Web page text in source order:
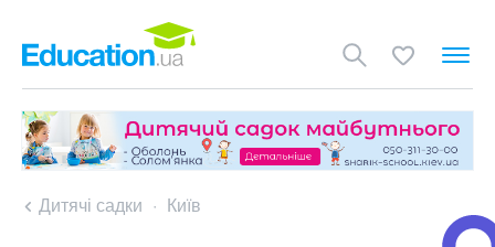
Дитячі садки Київ